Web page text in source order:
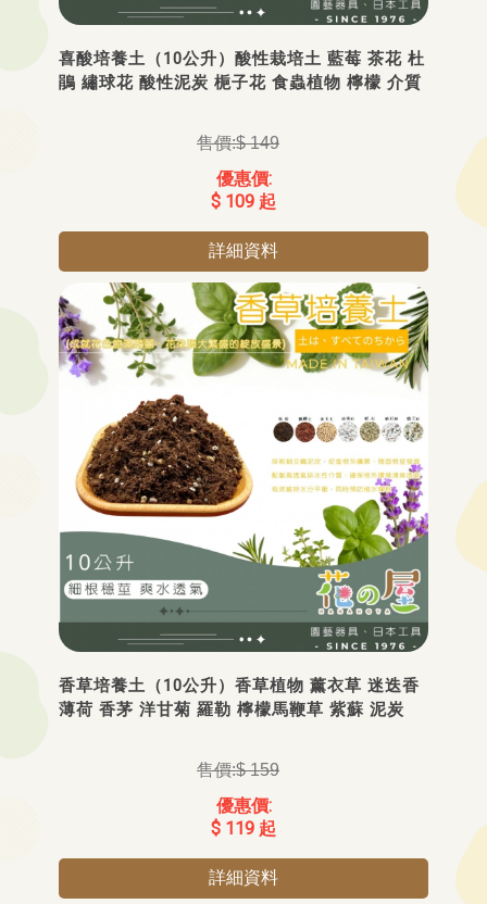
喜酸培養土（10公升）酸性栽培土 藍莓 茶花 杜
鵑 繡球花 酸性泥炭 梔子花 食蟲植物 檸檬 介質
$ 149
$ 109 起
詳細資料
香草培養土（10公升）香草植物 薰衣草 迷迭香
薄荷 香茅 洋甘菊 羅勒 檸檬馬鞭草 紫蘇 泥炭
$ 159
$ 119 起
詳細資料